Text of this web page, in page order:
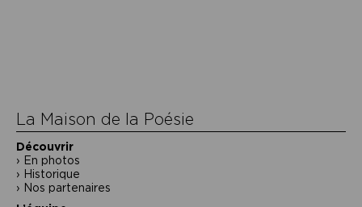
La Maison de la Poésie
Découvrir
En photos
Historique
Nos partenaires